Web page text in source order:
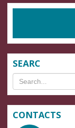
SEARC
Search
for
CONTACTS